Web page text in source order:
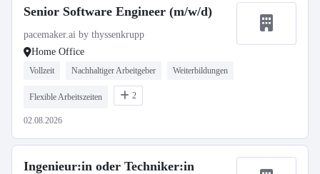
Senior Software Engineer (m/w/d)
pacemaker.ai by thyssenkrupp
Home Office
Vollzeit Nachhaltiger Arbeitgeber Weiterbildungen
Flexible Arbeitszeiten 2
02.08.2026
Ingenieur:in oder Techniker:in